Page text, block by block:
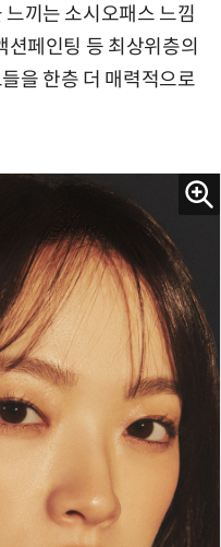
끼는 소시오패스 느낌
션페인팅 등 최상위층의
을 한층 더 매력적으로